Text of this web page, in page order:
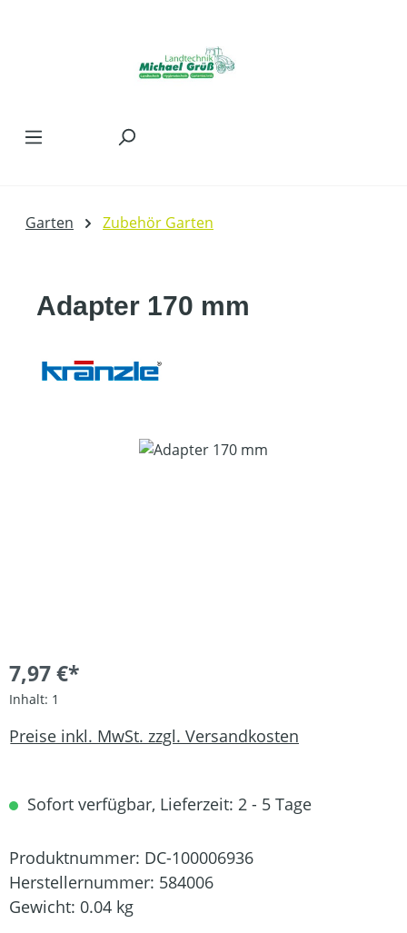
Garten Zubehör Garten
Adapter 170 mm
Bildergalerie überspringen
7,97 €*
Inhalt: 1
Preise inkl. MwSt. zzgl. Versandkosten
Sofort verfügbar, Lieferzeit: 2 - 5 Tage
Produktnummer: DC-100006936
Herstellernummer: 584006
Gewicht: 0.04 kg